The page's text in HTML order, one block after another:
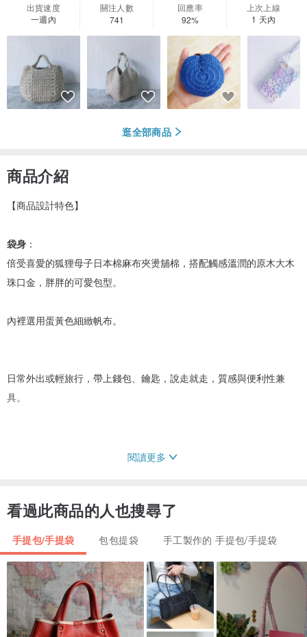
出貨速度
一週內
關注人數
741
回應率
92%
上次上線
1 天內
逛全部商品
商品介紹
【商品設計特色】
袋身 ：
倍受喜愛的狐狸母子日本棉麻布夾燙舖棉，搭配觸感溫潤的原木大木
珠口金，胖胖的可愛包型。
內裡選用蛋黃色細緻帆布。
日常外出或輕旅行，帶上錢包、鑰匙，說走就走，質感與便利性兼
具。
縫線 ：使用縫皮革的蠟線一針一針仔細將口金縫勞固，戴著皮製護指
套還是常常拉線到手指瘀青，為的就是想把這最後也是最重要的一道
工序做到最好！
閱讀更多
看過此商品的人也搜尋了
手提包/手提袋 包包提袋 手工製作的 手提包/手提袋